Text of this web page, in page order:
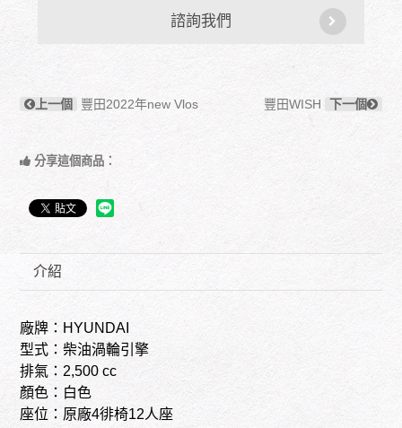
諮詢我們
上一個 豐田2022年new Vlos 豐田WISH 下一個
分享這個商品：
介紹
廠牌：HYUNDAI
型式：柴油渦輪引擎
排氣：2,500 cc
顏色：白色
座位：原廠4徘椅12人座